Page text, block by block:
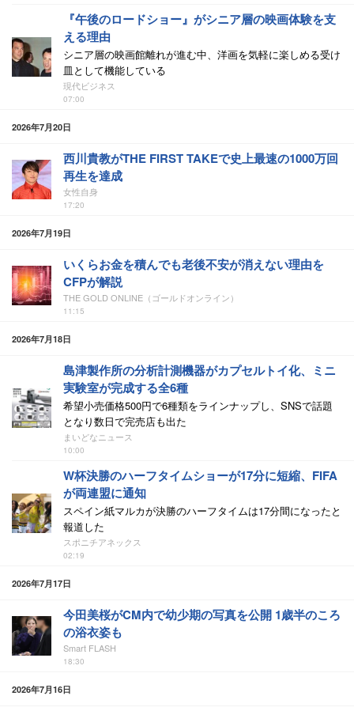
『午後のロードショー』がシニア層の映画体験を支
える理由
シニア層の映画館離れが進む中、洋画を気軽に楽しめる受け
皿として機能している
現代ビジネス
07:00
2026年7月20日
西川貴教がTHE FIRST TAKEで史上最速の1000万回
再生を達成
女性自身
17:20
2026年7月19日
いくらお金を積んでも老後不安が消えない理由を
CFPが解説
THE GOLD ONLINE（ゴールドオンライン）
11:15
2026年7月18日
島津製作所の分析計測機器がカプセルトイ化、ミニ
実験室が完成する全6種
希望小売価格500円で6種類をラインナップし、SNSで話題
となり数日で完売店も出た
まいどなニュース
10:00
W杯決勝のハーフタイムショーが17分に短縮、FIFA
が両連盟に通知
スペイン紙マルカが決勝のハーフタイムは17分間になったと
報道した
スポニチアネックス
02:19
2026年7月17日
今田美桜がCM内で幼少期の写真を公開 1歳半のころ
の浴衣姿も
Smart FLASH
18:30
2026年7月16日